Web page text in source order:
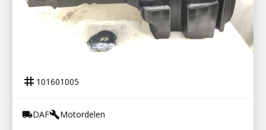
tag 101601005
local_shippingDAFbuildMotordelen